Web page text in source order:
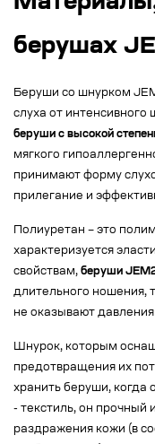
берушах
Беруши со шнурком
слуха от интенсивного
беруши с высокой
мягкого
принимают форму
прилегание и
Полиуретан – это
характеризуется
свойствам, беруши
длительного ношения,
не оказывают
Шнурок, которым
предотвращения их
хранить беруши, когда
- текстиль, он прочный
раздражения кожи (в